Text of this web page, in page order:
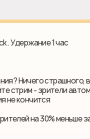
Удержание 1 час
Ничего страшного,
стрим - зрители
не кончится
на 30% меньше